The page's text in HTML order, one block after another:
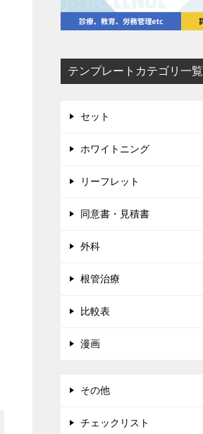
テンプレートカテゴリ一覧
セット
ホワイトニング
リーフレット
同意書・見積書
外科
根管治療
比較表
漫画
その他
チェックリスト